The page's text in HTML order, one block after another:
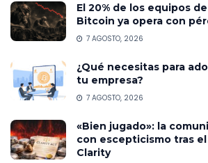
El 20% de los equipos
Bitcoin ya opera con
7 AGOSTO, 2026
¿Qué necesitas para
tu empresa?
7 AGOSTO, 2026
«Bien jugado»: la
con escepticismo tras
Clarity